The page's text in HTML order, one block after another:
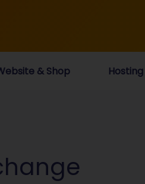
& Shop Hosting